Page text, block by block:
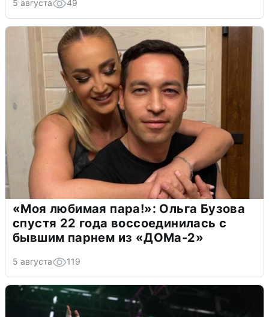
5 августа 49
«Моя любимая пара!»: Ольга Бузова
спустя 22 года воссоединилась с
бывшим парнем из «ДОМа-2»
5 августа 119